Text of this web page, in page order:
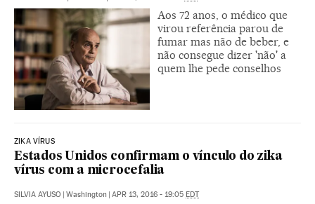
Aos 72 anos, o médico que
virou referência parou de
fumar mas não de beber, e
não consegue dizer 'não' a
quem lhe pede conselhos
ZIKA VÍRUS
Estados Unidos confirmam o vínculo do zika
vírus com a microcefalia
SILVIA AYUSO | Washington | APR 13, 2016 - 19:05 EDT